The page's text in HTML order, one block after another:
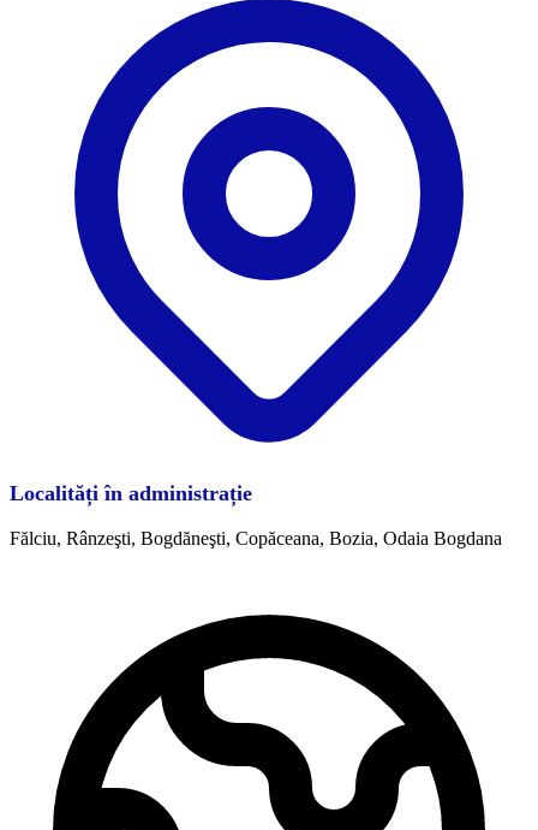
Localități în administrație
Fălciu, Rânzeşti, Bogdăneşti, Copăceana, Bozia, Odaia Bogdana